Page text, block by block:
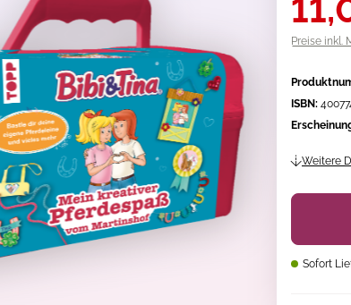
Preise inkl.
ISBN:
Weitere
Sofort